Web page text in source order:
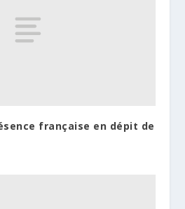
française en dépit de